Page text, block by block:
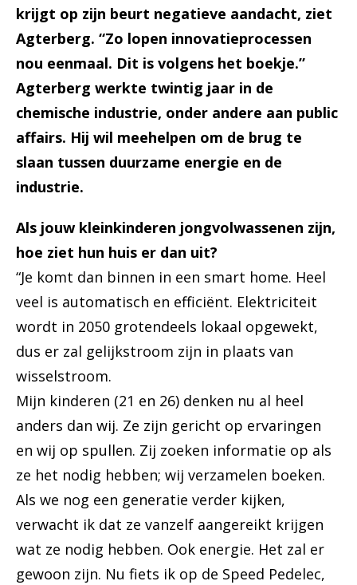
krijgt op zijn beurt negatieve aandacht, ziet
Agterberg. “Zo lopen innovatieprocessen
nou eenmaal. Dit is volgens het boekje.”
Agterberg werkte twintig jaar in de
chemische industrie, onder andere aan public
affairs. Hij wil meehelpen om de brug te
slaan tussen duurzame energie en de
industrie.
Als jouw kleinkinderen jongvolwassenen zijn,
hoe ziet hun huis er dan uit?
“Je komt dan binnen in een smart home. Heel
veel is automatisch en efficiënt. Elektriciteit
wordt in 2050 grotendeels lokaal opgewekt,
dus er zal gelijkstroom zijn in plaats van
wisselstroom.
Mijn kinderen (21 en 26) denken nu al heel
anders dan wij. Ze zijn gericht op ervaringen
en wij op spullen. Zij zoeken informatie op als
ze het nodig hebben; wij verzamelen boeken.
Als we nog een generatie verder kijken,
verwacht ik dat ze vanzelf aangereikt krijgen
wat ze nodig hebben. Ook energie. Het zal er
gewoon zijn. Nu fiets ik op de Speed Pedelec,